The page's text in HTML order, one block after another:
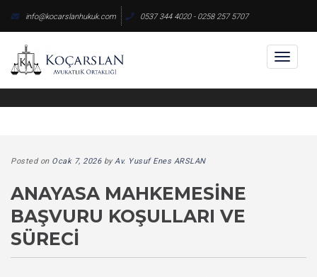
content
info@kocarslanhukuk.com 0537 344 4020 - 0258 257 5707
Posted on Ocak 7, 2026byAv. Yusuf Enes ARSLAN
ANAYASA MAHKEMESINE
BAŞVURU KOŞULLARI VE
SÜRECI